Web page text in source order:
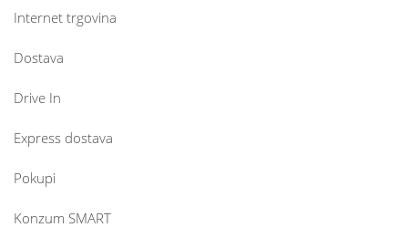
Internet trgovina
Dostava
Drive In
Express dostava
Pokupi
Konzum SMART